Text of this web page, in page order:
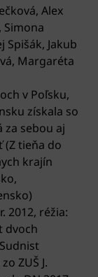
Alex
Simona
Jakub
Margaréta
v Poľsku,
získala so
sebou aj
(Z tieňa do
krajín
2012, réžia:
dvoch
ZUŠ J.